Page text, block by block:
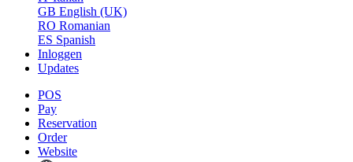
GB English (UK)
RO Romanian
ES Spanish
Inloggen
Updates
POS
Pay
Reservation
Order
Website